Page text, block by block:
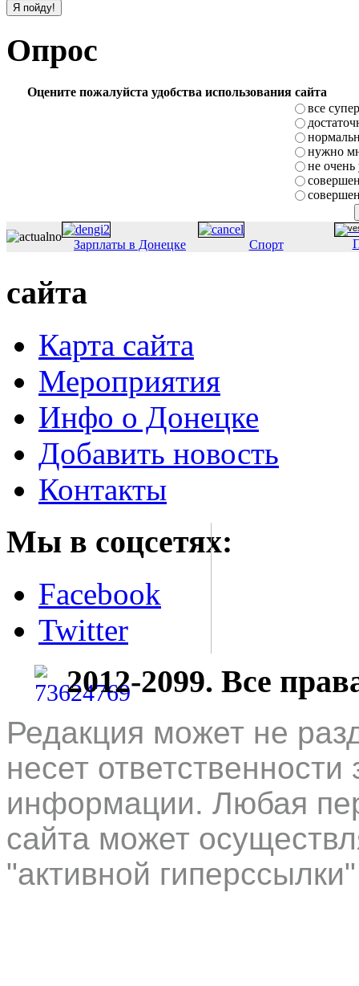
Опрос
Оцените пожалуйста удобства использования сайта
все супер
нужно
не очень
Зарплаты в Донецке Спорт
сайта
Карта сайта
Мероприятия
Инфо о Донецке
Добавить новость
Контакты
Мы в соцсетях:
Facebook
Twitter
2012-2099. Все
Редакция может не
несет
информации. Любая
сайта может
"активной